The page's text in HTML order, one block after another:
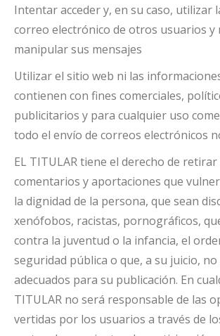
Intentar acceder y, en su caso, utilizar
correo electrónico de otros usuarios y
manipular sus mensajes
Utilizar el sitio web ni las
contienen con fines comerciales,
publicitarios y para cualquier uso
todo el envío de correos electrónicos
EL TITULAR tiene el derecho de
comentarios y aportaciones que
la dignidad de la persona, que sean
xenófobos, racistas, pornográficos,
contra la juventud o la infancia, el
seguridad pública o que, a su juicio, no
adecuados para su publicación. En
TITULAR no será responsable de las
vertidas por los usuarios a través de